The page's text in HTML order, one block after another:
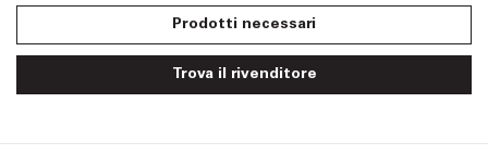
Prodotti necessari
Trova il rivenditore